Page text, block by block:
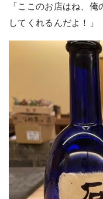
「ここのお店はね、
してくれるんだよ！」